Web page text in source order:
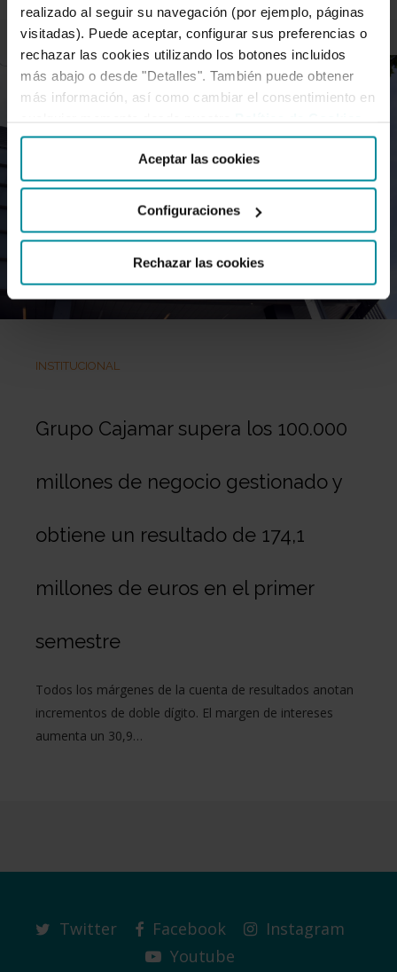
realizado al seguir su navegación (por ejemplo, páginas
visitadas). Puede aceptar, configurar sus preferencias o
rechazar las cookies utilizando los botones incluidos
más abajo o desde "Detalles". También puede obtener
más información, así como cambiar el consentimiento en
Aceptar las cookies
Configuraciones
Rechazar las cookies
INSTITUCIONAL
Grupo Cajamar supera los 100.000
millones de negocio gestionado y
obtiene un resultado de 174,1
millones de euros en el primer
semestre
Todos los márgenes de la cuenta de resultados anotan
incrementos de doble dígito. El margen de intereses
aumenta un 30,9…
Twitter Facebook
Instagram
Youtube